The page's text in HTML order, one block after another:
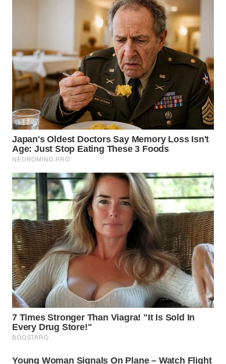
KEPULAUAN
SERIBU
WN
TANGERANG
WN
BINJAI
WN
CIREBON
WN
INDRAMAYU
WN
KUNINGAN
WN
MAJALENGKA
SUBANG
SUKABUMI